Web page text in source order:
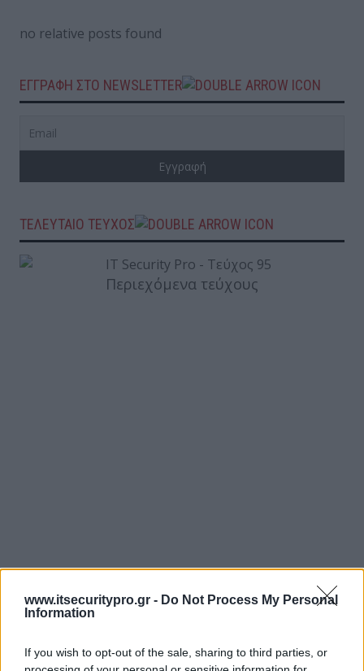
www.itsecuritypro.gr - Do Not Process My Personal
Information
If you wish to opt-out of the sale, sharing to third parties, or
no relative posts found
ΕΓΓΡΑΦΗ ΣΤΟ NEWSLETTER
ΤΕΛΕΥΤΑΙΟ ΤΕΥΧΟΣ
Περιεχόμενα τεύχους